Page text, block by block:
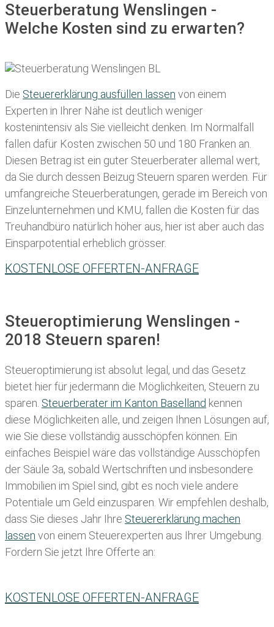
Steuerberatung Wenslingen -
Welche Kosten sind zu erwarten?
Die Steuererklärung ausfüllen lassen von einem
Experten in Ihrer Nähe ist deutlich weniger
kostenintensiv als Sie vielleicht denken. Im Normalfall
fallen dafür Kosten zwischen 50 und 180 Franken an.
Diesen Betrag ist ein guter Steuerberater allemal wert,
da Sie durch dessen Beizug Steuern sparen werden. Für
umfangreiche Steuerberatungen, gerade im Bereich von
Einzelunternehmen und KMU, fallen die Kosten für das
Treuhandbüro natürlich höher aus, hier ist aber auch das
Einsparpotential erheblich grösser.
KOSTENLOSE OFFERTEN-ANFRAGE
Steueroptimierung Wenslingen -
2018 Steuern sparen!
Steueroptimierung ist absolut legal, und das Gesetz
bietet hier für jedermann die Möglichkeiten, Steuern zu
sparen. Steuerberater im K anton Baselland kennen
diese Möglichkeiten alle, und zeigen Ihnen Lösungen auf,
wie Sie diese vollständig ausschöpfen können. Ein
einfaches Beispiel wäre das vollständige Ausschöpfen
der Säule 3a, sobald Wertschriften und insbesondere
Immobilien im Spiel sind, gibt es noch viele andere
Potentiale um Geld einzusparen. Wir empfehlen deshalb,
dass Sie dieses Jahr Ihre Steuererklärung machen
lassen von einem Steuerexperten aus Ihrer Umgebung.
Fordern Sie jetzt Ihre Offerte an:
KOSTENLOSE OFFERTEN-ANFRAGE